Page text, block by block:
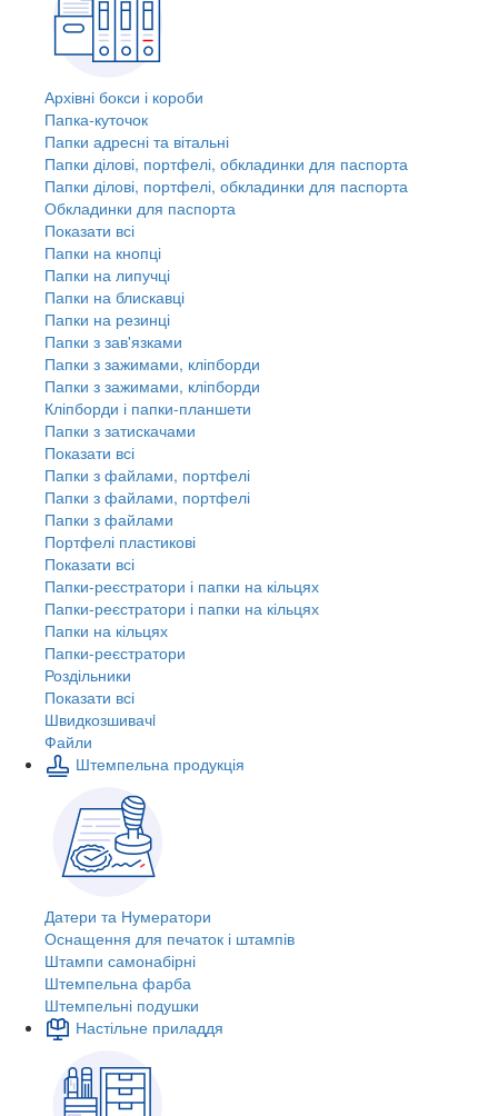
Архівні бокси і короби
Папка-куточок
Папки адресні та вітальні
Папки ділові, портфелі, обкладинки для паспорта
Папки ділові, портфелі, обкладинки для паспорта
Обкладинки для паспорта
Показати всі
Папки на кнопці
Папки на липучці
Папки на блискавці
Папки на резинці
Папки з зав'язками
Папки з зажимами, кліпборди
Папки з зажимами, кліпборди
Кліпборди і папки-планшети
Папки з затискачами
Показати всі
Папки з файлами, портфелі
Папки з файлами, портфелі
Папки з файлами
Портфелі пластикові
Показати всі
Папки-реєстратори і папки на кільцях
Папки-реєстратори і папки на кільцях
Папки на кільцях
Папки-реєстратори
Роздільники
Показати всі
Швидкозшивачi
Файли
Штемпельна продукція
Датери та Нумератори
Оснащення для печаток і штампів
Штампи самонабірні
Штемпельна фарба
Штемпельні подушки
Настільне приладдя